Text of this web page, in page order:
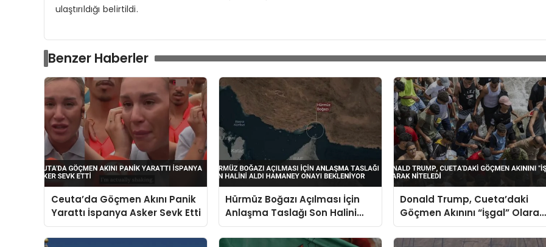
ulaştırıldığı belirtildi.
Benzer Haberler
Ceuta’da Göçmen Akını Panik
Yarattı İspanya Asker Sevk Etti
Hürmüz Boğazı Açılması İçin
Anlaşma Taslağı Son Halini
Aldı Hamaney Onayı
Bekleniyor
Donald Trump, Cueta’daki
Göçmen Akınını “İşgal” Olarak
Niteledi